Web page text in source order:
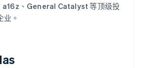
、General Catalyst 等顶级投
。